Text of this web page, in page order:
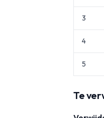
3
4
5
Te